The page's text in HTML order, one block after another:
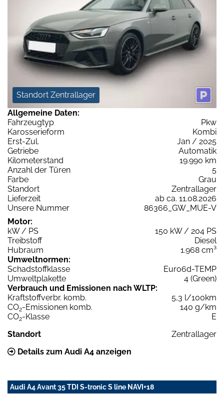
Standort Zentrallager
Allgemeine Daten:
Fahrzeugtyp
Pkw
Karosserieform
Kombi
Erst-Zul.
Jan / 2025
Getriebe
Automatik
Kilometerstand
19.990 km
Anzahl der Türen
5
Farbe
Grau
Standort
Zentrallager
Lieferzeit
ab ca. 11.08.2026
Unsere Nummer
86366_GW_MUE-V
Motor:
kW / PS
150 kW / 204 PS
Treibstoff
Diesel
Hubraum
1.968 cm³
Umweltnormen:
Schadstoffklasse
Euro6d-TEMP
Umweltplakette
4 (Green)
Verbrauch und Emissionen nach WLTP:
Kraftstoffverbr. komb.
5,3 l/100km
CO2-Emissionen komb.
140 g/km
CO2-Klasse
E
Standort
Zentrallager
Details zum Audi A4 anzeigen
Audi A4 Avant 35 TDI S-tronic S line NAVI+18